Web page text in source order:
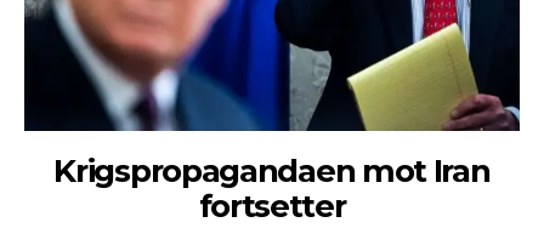
Krigspropagandaen mot Iran
fortsetter